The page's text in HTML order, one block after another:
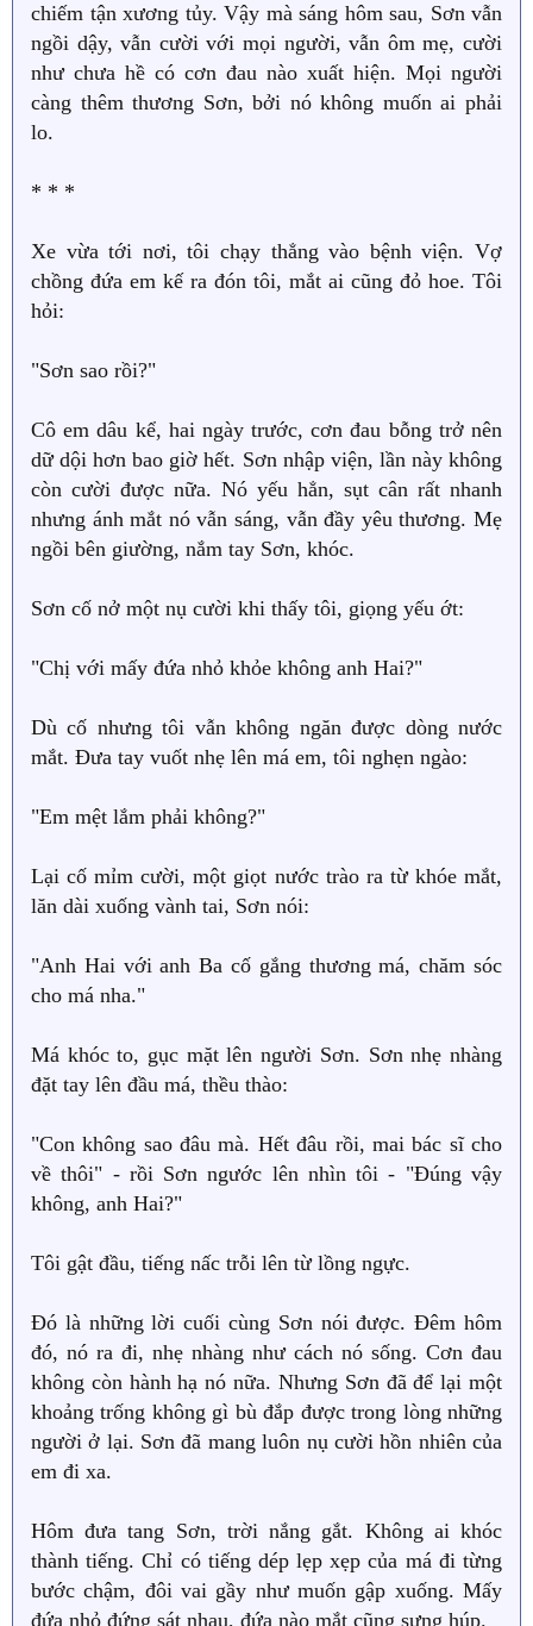
chiếm tận xương tủy. Vậy mà sáng hôm sau, Sơn vẫn
ngồi dậy, vẫn cười với mọi người, vẫn ôm mẹ, cười
như chưa hề có cơn đau nào xuất hiện. Mọi người
càng thêm thương Sơn, bởi nó không muốn ai phải
lo.
* * *
Xe vừa tới nơi, tôi chạy thẳng vào bệnh viện. Vợ
chồng đứa em kế ra đón tôi, mắt ai cũng đỏ hoe. Tôi
hỏi:
"Sơn sao rồi?"
Cô em dâu kể, hai ngày trước, cơn đau bỗng trở nên
dữ dội hơn bao giờ hết. Sơn nhập viện, lần này không
còn cười được nữa. Nó yếu hẳn, sụt cân rất nhanh
nhưng ánh mắt nó vẫn sáng, vẫn đầy yêu thương. Mẹ
ngồi bên giường, nắm tay Sơn, khóc.
Sơn cố nở một nụ cười khi thấy tôi, giọng yếu ớt:
"Chị với mấy đứa nhỏ khỏe không anh Hai?"
Dù cố nhưng tôi vẫn không ngăn được dòng nước
mắt. Đưa tay vuốt nhẹ lên má em, tôi nghẹn ngào:
"Em mệt lắm phải không?"
Lại cố mỉm cười, một giọt nước trào ra từ khóe mắt,
lăn dài xuống vành tai, Sơn nói:
"Anh Hai với anh Ba cố gắng thương má, chăm sóc
cho má nha."
Má khóc to, gục mặt lên người Sơn. Sơn nhẹ nhàng
đặt tay lên đầu má, thều thào:
"Con không sao đâu mà. Hết đâu rồi, mai bác sĩ cho
về thôi" - rồi Sơn ngước lên nhìn tôi - "Đúng vậy
không, anh Hai?"
Tôi gật đầu, tiếng nấc trỗi lên từ lồng ngực.
Đó là những lời cuối cùng Sơn nói được. Đêm hôm
đó, nó ra đi, nhẹ nhàng như cách nó sống. Cơn đau
không còn hành hạ nó nữa. Nhưng Sơn đã để lại một
khoảng trống không gì bù đắp được trong lòng những
người ở lại. Sơn đã mang luôn nụ cười hồn nhiên của
em đi xa.
Hôm đưa tang Sơn, trời nắng gắt. Không ai khóc
thành tiếng. Chỉ có tiếng dép lẹp xẹp của má đi từng
bước chậm, đôi vai gầy như muốn gập xuống. Mấy
đứa nhỏ đứng sát nhau, đứa nào mắt cũng sưng húp.